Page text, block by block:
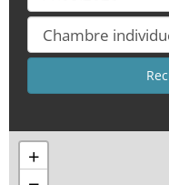
+